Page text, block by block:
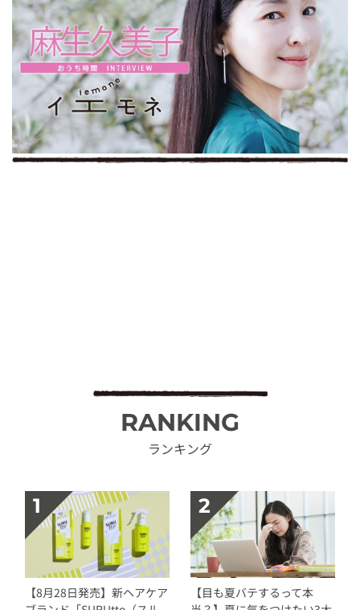
RANKING
ランキング
【8月28日発売】新ヘアケア
【目も夏バテするって本